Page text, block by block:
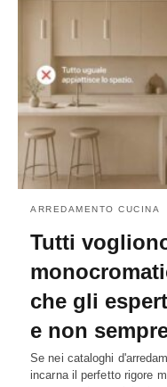
ARREDAMENTO CUCINA
Tutti
che gli
e non
Se nei cataloghi
incarna il perfetto rigore